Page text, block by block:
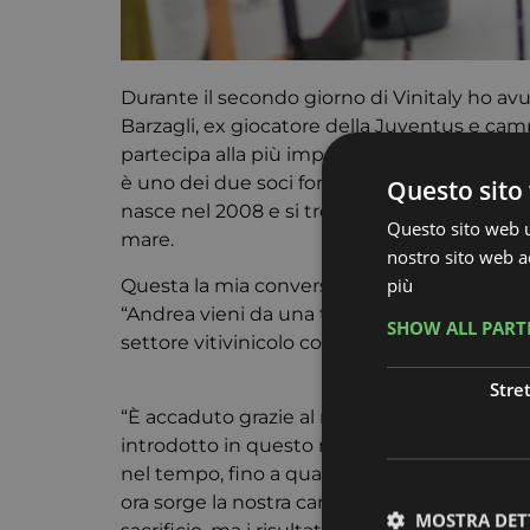
Durante il secondo giorno di Vinitaly ho
Barzagli, ex giocatore della Juventus e
partecipa alla più importante
è uno dei due soci fondatori insieme al
nasce nel 2008 e si trova nella suggestiva
mare.
Questa la mia conversazione con Barzagli:
“Andrea vieni da una terra (la
settore vitivinicolo con una cantina in
“È accaduto grazie al mio socio che ho
introdotto in questo mondo e mi ci ha
nel tempo, fino a quando ci si è presentata
ora sorge la nostra cantina. Si tratta di un
Questo
Questo sito web
nostro sito web
più
SHOW ALL
MOSTRA